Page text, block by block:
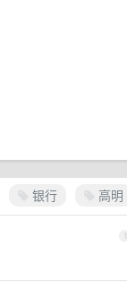
银行 高明
1